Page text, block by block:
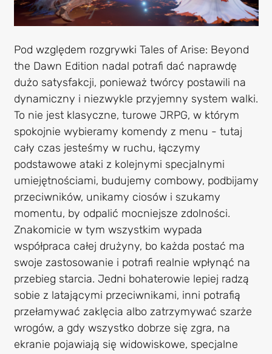
Pod względem rozgrywki Tales of Arise: Beyond
the Dawn Edition nadal potrafi dać naprawdę
dużo satysfakcji, ponieważ twórcy postawili na
dynamiczny i niezwykle przyjemny system walki.
To nie jest klasyczne, turowe JRPG, w którym
spokojnie wybieramy komendy z menu - tutaj
cały czas jesteśmy w ruchu, łączymy
podstawowe ataki z kolejnymi specjalnymi
umiejętnościami, budujemy combowy, podbijamy
przeciwników, unikamy ciosów i szukamy
momentu, by odpalić mocniejsze zdolności.
Znakomicie w tym wszystkim wypada
współpraca całej drużyny, bo każda postać ma
swoje zastosowanie i potrafi realnie wpłynąć na
przebieg starcia. Jedni bohaterowie lepiej radzą
sobie z latającymi przeciwnikami, inni potrafią
przełamywać zaklęcia albo zatrzymywać szarże
wrogów, a gdy wszystko dobrze się zgra, na
ekranie pojawiają się widowiskowe, specjalne